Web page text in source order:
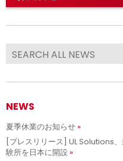
NEWS
夏季休業のお知らせ
[プレスリリース] UL Solutions
験所を日本に開設